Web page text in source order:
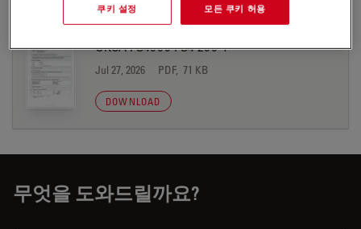
UKCA FS4000 FS4 200-1
Jul 27, 2026 PDF, 71 KB
DOWNLOAD
무엇을 도와드릴까요?
쿠키 설정 모든 쿠키 허용